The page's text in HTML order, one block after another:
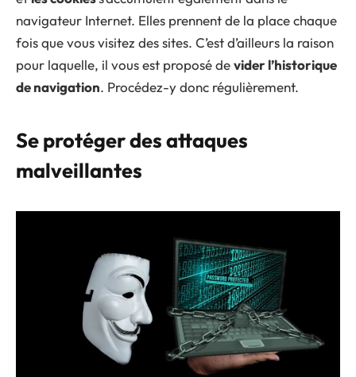
navigateur Internet. Elles prennent de la place chaque
fois que vous visitez des sites. C’est d’ailleurs la raison
pour laquelle, il vous est proposé devider l’historique
de navigation. Procédez-y donc régulièrement.
Se protéger des attaques
malveillantes